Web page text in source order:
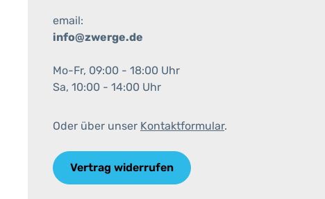
email:
info@zwerge.de
Mo-Fr, 09:00 - 18:00 Uhr
Sa, 10:00 - 14:00 Uhr
Oder über unser Kontaktformular.
Vertrag widerrufen